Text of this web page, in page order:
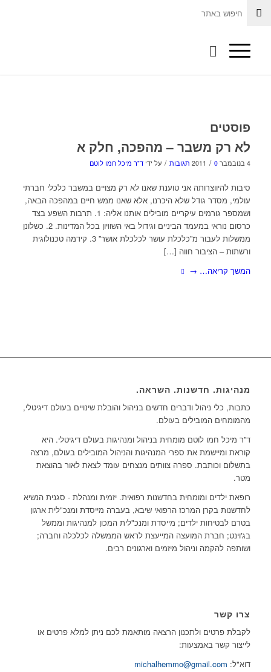
פוסטים
לא רק משבר – מהפכה, חלק א
4 בנובמבר 2011 / 0 תגובות / על ידי ד"ר מיכל חמו לוטם
סיבות להיווצרותה אני טוענת שאנו לא רק מצויים במשבר כלכלי חברתי
עולמי, מסדר גודל שלא היכרנו, אלא שאנו ממש חיים במהפכה הבאה,
ושמספר גורמים עיקריים מובילים אותנו אליה: 1. תרבות השפע בצד
כרסום נוראי במעמד הביניים וגידול באי השוויון בכל המדינות. 2. כשלונן
ממשלות לעבור מ”כלכלת עושר לכלכלת אושר” 3. קידמה טכנולוגית
ורשתות – הציבור חווה […]
המשך קריאה… →
מנהיגות. חדשנות. השראה.
כתבות, כלי ניהול ודברים חדשים בניהול והובלת שינויים בעולם דיגיטלי,
מהמומחים המובילים בעולם.
ד”ר מיכל חמו לוטם מומחית בניהול ומנהיגות בעולם דיגיטלי. היא
קוראת ומיישמת את ספרי המנהיגות והניהול המובילים בעולם, מרצה
בתשלום וכותבת. ספרה צוותים מנצחים עומד לצאת לאור בהוצאת
מטר.
רופאת ילדים ומומחית בחדשנות רפואית. יזמית ומנהלת - סגנית הנשיא
לחדשנות בקרן המרכז הרפואי שיבא, בעברה מייסדת ומנכ"לית ארגון
בטרם לבטיחות ילדים; מייסדת ומנכ"לית המכון למנהיגות וממשל
בג'וינט; חברת המועצה המייעצת לראש הממשלה לכלכלה וחברה;
ושותפה להקמה וניהול מיזמים וארגונים רבים.
צרו קשר
לקבלת פרטים ולתכנון הרצאה מותאמת לכם ניתן למלא פרטים או
לייצור קשר באמצעות:
דוא"ל: michalhemmo@gmail.com